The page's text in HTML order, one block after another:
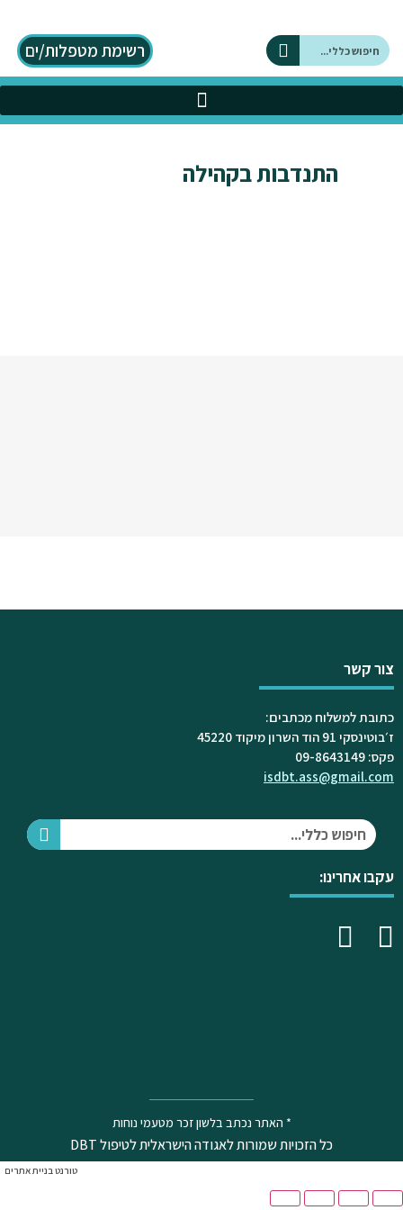
רשימת מטפלות/ים
התנדבות בקהילה
צור קשר
כתובת למשלוח מכתבים:
ז׳בוטינסקי 91 הוד השרון מיקוד 45220
פקס: 09-8643149
isdbt.ass@gmail.com
עקבו אחרינו:
* האתר נכתב בלשון זכר מטעמי נוחות
כל הזכויות שמורות לאגודה הישראלית לטיפול DBT
טורנט בניית אתרים